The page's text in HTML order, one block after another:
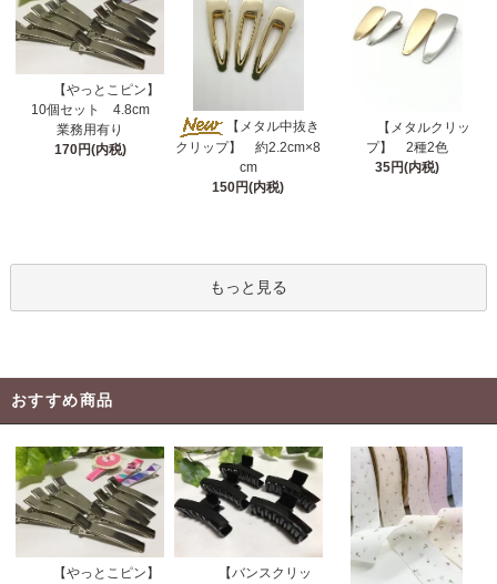
【やっとこピン】
10個セット 4.8cm
業務用有り
170円(内税)
【メタル中抜き
クリップ】 約2.2cm×8
cm
150円(内税)
【メタルクリッ
プ】 2種2色
35円(内税)
もっと見る
おすすめ商品
【やっとこピン】
【バンスクリッ